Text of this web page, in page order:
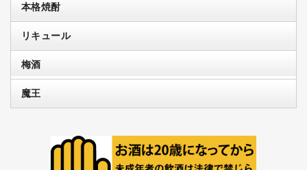
本格焼酎
リキュール
梅酒
魔王